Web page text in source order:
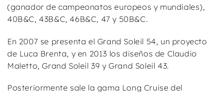
(ganador de campeonatos europeos y mundiales),
40B&C, 43B&C, 46B&C, 47 y 50B&C.
En 2007 se presenta el Grand Soleil 54, un proyecto
de Luca Brenta, y en 2013 los diseños de Claudio
Maletto, Grand Soleil 39 y Grand Soleil 43.
Posteriormente sale la gama Long Cruise del